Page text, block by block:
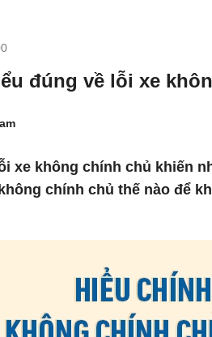
đúng về lỗi xe
xe không chính chủ khiến
chính chủ thế nào để